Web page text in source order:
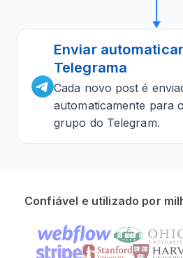
Enviar
Telegrama
Cada novo post é
automaticamente para
grupo do Telegram.
Confiável e utilizado por